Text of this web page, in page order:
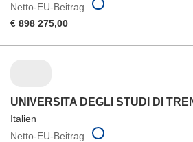
Netto-EU-Beitrag
€ 898 275,00
UNIVERSITA DEGLI STUDI DI
Italien
Netto-EU-Beitrag